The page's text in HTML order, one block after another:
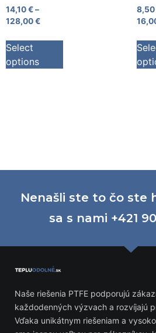
14,10€–
128,00€
Select
options
8,50
Nenašli ste to čo ste
sa s nami +421
Naše riešenia PTFE podporujú
každodenných výzvach a rozvíjajú
Vďaka unikátnym riešeniam a